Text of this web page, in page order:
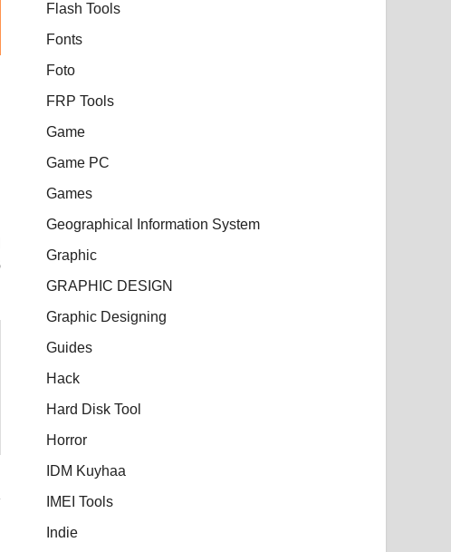
Flash Tools
Fonts
Foto
FRP Tools
Game
Game PC
Games
Geographical Information System
Graphic
GRAPHIC DESIGN
Graphic Designing
Guides
Hack
Hard Disk Tool
Horror
IDM Kuyhaa
IMEI Tools
Indie